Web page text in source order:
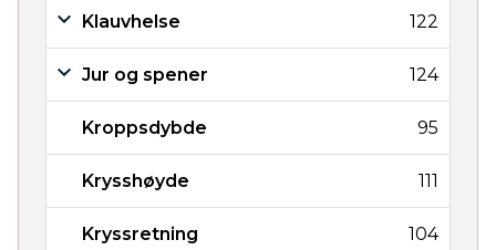
Klauvhelse 122
Jur og spener 124
Kroppsdybde 95
Krysshøyde 111
Kryssretning 104